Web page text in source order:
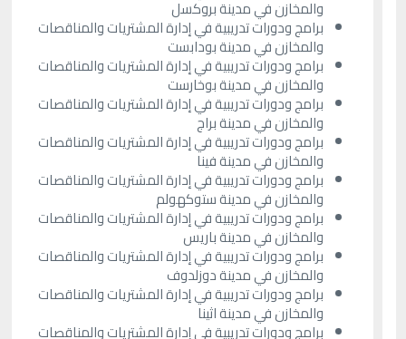
والمخازن في مدينة بروكسل
برامج ودورات تدريبية في إدارة المشتريات والمناقصات
والمخازن في مدينة بودابست
برامج ودورات تدريبية في إدارة المشتريات والمناقصات
والمخازن في مدينة بوخارست
برامج ودورات تدريبية في إدارة المشتريات والمناقصات
والمخازن في مدينة براج
برامج ودورات تدريبية في إدارة المشتريات والمناقصات
والمخازن في مدينة فينا
برامج ودورات تدريبية في إدارة المشتريات والمناقصات
والمخازن في مدينة ستوكهولم
برامج ودورات تدريبية في إدارة المشتريات والمناقصات
والمخازن في مدينة باريس
برامج ودورات تدريبية في إدارة المشتريات والمناقصات
والمخازن في مدينة دوزلدوف
برامج ودورات تدريبية في إدارة المشتريات والمناقصات
والمخازن في مدينة اثينا
برامج ودورات تدريبية في إدارة المشتريات والمناقصات